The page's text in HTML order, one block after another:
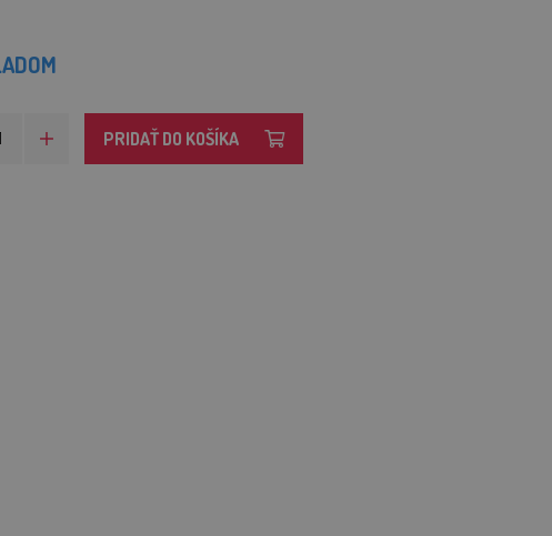
PRIDAŤ DO KOŠÍKA